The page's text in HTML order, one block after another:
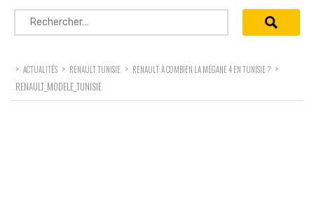
Rechercher :
> ACTUALITÉS > RENAULT TUNISIE > RENAULT: À COMBIEN LA MÉGANE 4 EN TUNISIE ? >
RENAULT_MODELE_TUNISIE